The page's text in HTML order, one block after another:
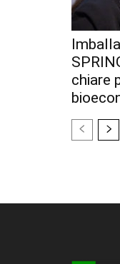
chiare